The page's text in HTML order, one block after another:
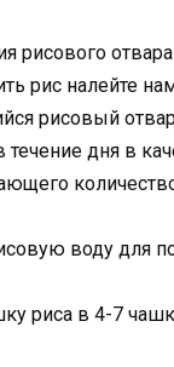
рисового
рис налейте
рисовый
течение дня в
воду для
риса в 4-7